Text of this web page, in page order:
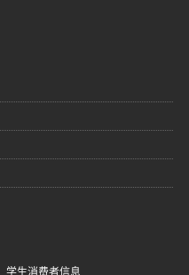
学生消费者信息